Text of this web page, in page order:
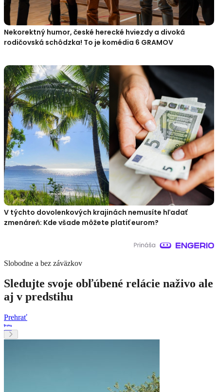
Nekorektný humor, české herecké hviezdy a divoká
rodičovská schôdzka! To je komédia 6 GRAMOV
V týchto dovolenkových krajinách nemusíte hľadať
zmenáreň: Kde všade môžete platiť eurom?
Slobodne a bez záväzkov
Sledujte svoje obľúbené relácie naživo ale
aj v predstihu
Prehrať